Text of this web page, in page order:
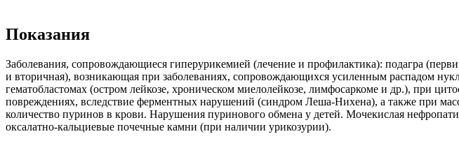
Показания
Заболевания, сопровождающиеся гиперурикемией (лечение и профилактика): подагра
и вторичная), возникающая при заболеваниях, сопровождающихся усиленным распадом
гематобластомах (остром лейкозе, хроническом миелолейкозе, лимфосаркоме и др.), при
повреждениях, вследствие ферментных нарушений (синдром Леша-Нихена), а также при
количество пуринов в крови. Нарушения пуринового обмена у детей. Мочекислая
оксалатно-кальциевые почечные камни (при наличии урикозурии).